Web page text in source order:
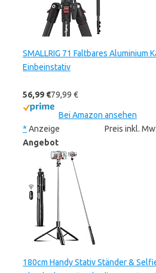
SMALLRIG 71 Faltbares Aluminium
Einbeinstativ
56,99 €79,99 €
Bei Amazon ansehen
* Anzeige
Preis inkl.
Angebot
180cm Handy Stativ Ständer &